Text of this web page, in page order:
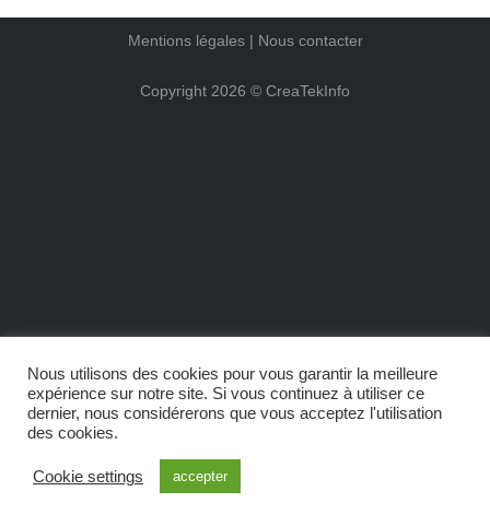
Mentions légales | Nous contacter
Copyright 2026 © CreaTekInfo
Nous utilisons des cookies pour vous garantir la meilleure
expérience sur notre site. Si vous continuez à utiliser ce
dernier, nous considérerons que vous acceptez l'utilisation
des cookies.
Cookie settings accepter